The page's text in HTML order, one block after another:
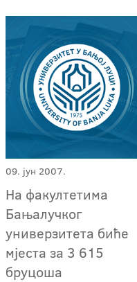
09. јун 2007.
На факултетима
Бањалучког
универзитета биће
мјеста за 3 615
бруцоша